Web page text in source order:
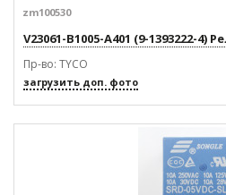
zm100530
V23061-B1005-A401 (9-1393222-4)
Пр-во: TYCO
загрузить доп. фото